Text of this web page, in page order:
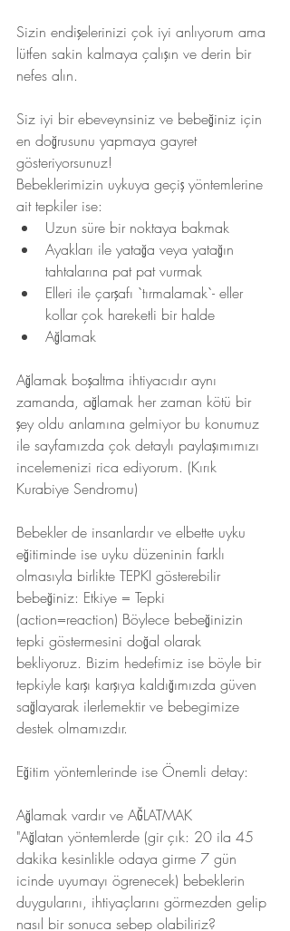
Sizin endişelerinizi çok iyi anlıyorum ama
lütfen sakin kalmaya çalışın ve derin bir
nefes alın.
Siz iyi bir ebeveynsiniz ve bebeğiniz için
en doğrusunu yapmaya gayret
gösteriyorsunuz!
Bebeklerimizin uykuya geçiş yöntemlerine
ait tepkiler ise:
Uzun süre bir noktaya bakmak
Ayakları ile yatağa veya yatağın
tahtalarına pat pat vurmak
Elleri ile çarşafı `tırmalamak`- eller
kollar çok hareketli bir halde
Ağlamak
Ağlamak boşaltma ihtiyacıdır aynı
zamanda, ağlamak her zaman kötü bir
şey oldu anlamına gelmiyor bu konumuz
ile sayfamızda çok detaylı paylaşımımızı
incelemenizi rica ediyorum. (Kırık
Kurabiye Sendromu)
Bebekler de insanlardır ve elbette uyku
eğitiminde ise uyku düzeninin farklı
olmasıyla birlikte TEPKI gösterebilir
bebeğiniz: Etkiye = Tepki
(action=reaction) Böylece bebeğinizin
tepki göstermesini doğal olarak
bekliyoruz. Bizim hedefimiz ise böyle bir
tepkiyle karşı karşıya kaldığımızda güven
sağlayarak ilerlemektir ve bebegimize
destek olmamızdır.
Eğitim yöntemlerinde ise Önemli detay:
Ağlamak vardır ve AĞLATMAK
"Ağlatan yöntemlerde (gir çık: 20 ila 45
dakika kesinlikle odaya girme 7 gün
icinde uyumayı ögrenecek) bebeklerin
duygularını, ihtiyaçlarını görmezden gelip
nasıl bir sonuca sebep olabiliriz?